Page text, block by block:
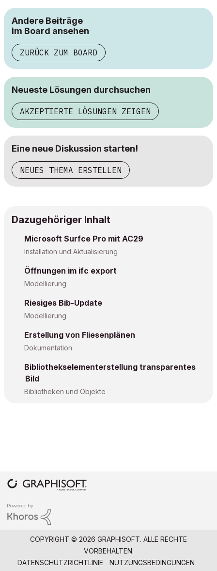
Andere Beiträge
im Board ansehen
ZURÜCK ZUM BOARD
Neueste Lösungen durchsuchen
AKZEPTIERTE LÖSUNGEN ZEIGEN
Eine neue Diskussion starten!
NEUES THEMA ERSTELLEN
Dazugehöriger Inhalt
Microsoft Surfce Pro mit AC29
Installation und Aktualisierung
Öffnungen im ifc export
Modellierung
Riesiges Bib-Update
Modellierung
Erstellung von Fliesenplänen
Dokumentation
Bibliothekselementerstellung transparentes
Bild
Bibliotheken und Objekte
COPYRIGHT © 2026 GRAPHISOFT. ALLE RECHTE
VORBEHALTEN.
DATENSCHUTZRICHTLINIE
NUTZUNGSBEDINGUNGEN